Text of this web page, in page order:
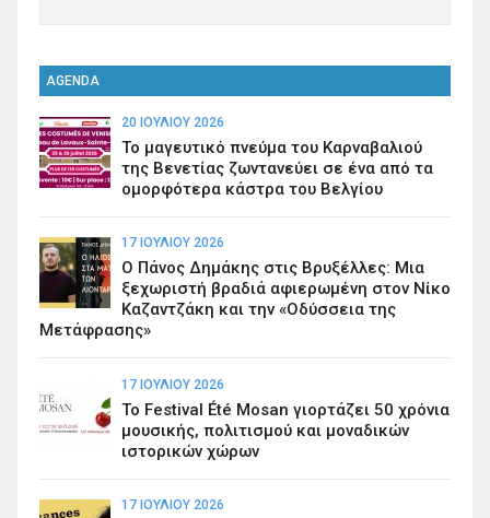
AGENDA
20 ΙΟΥΛΊΟΥ 2026
Το μαγευτικό πνεύμα του Καρναβαλιού
της Βενετίας ζωντανεύει σε ένα από τα
ομορφότερα κάστρα του Βελγίου
17 ΙΟΥΛΊΟΥ 2026
Ο Πάνος Δημάκης στις Βρυξέλλες: Μια
ξεχωριστή βραδιά αφιερωμένη στον Νίκο
Καζαντζάκη και την «Οδύσσεια της
Μετάφρασης»
17 ΙΟΥΛΊΟΥ 2026
Το Festival Été Mosan γιορτάζει 50 χρόνια
μουσικής, πολιτισμού και μοναδικών
ιστορικών χώρων
17 ΙΟΥΛΊΟΥ 2026